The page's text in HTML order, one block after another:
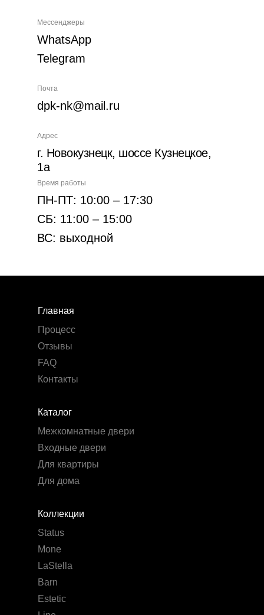
Мессенджеры
WhatsApp
Telegram
Почта
dpk-nk@mail.ru
Время работы
ПН-ПТ: 10:00 – 17:30
СБ: 11:00 – 15:00
ВС: выходной
Адрес
г. Новокузнецк, шоссе Кузнецкое,
1а
Коллекции
Status
Mone
LaStella
Barn
Estetic
Каталог
Межкомнатные двери
Входные двери
Для квартиры
Для дома
Главная
Процесс
Отзывы
FAQ
Контакты